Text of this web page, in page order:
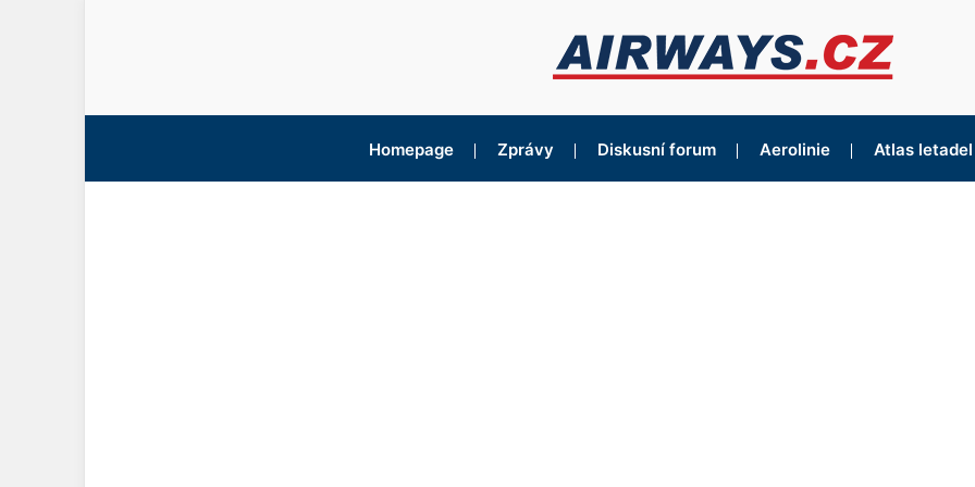
Homepage Zprávy Diskusní forum Aerolinie Atlas letadel